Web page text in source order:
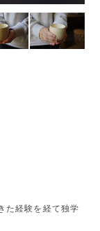
た経験を経て独学